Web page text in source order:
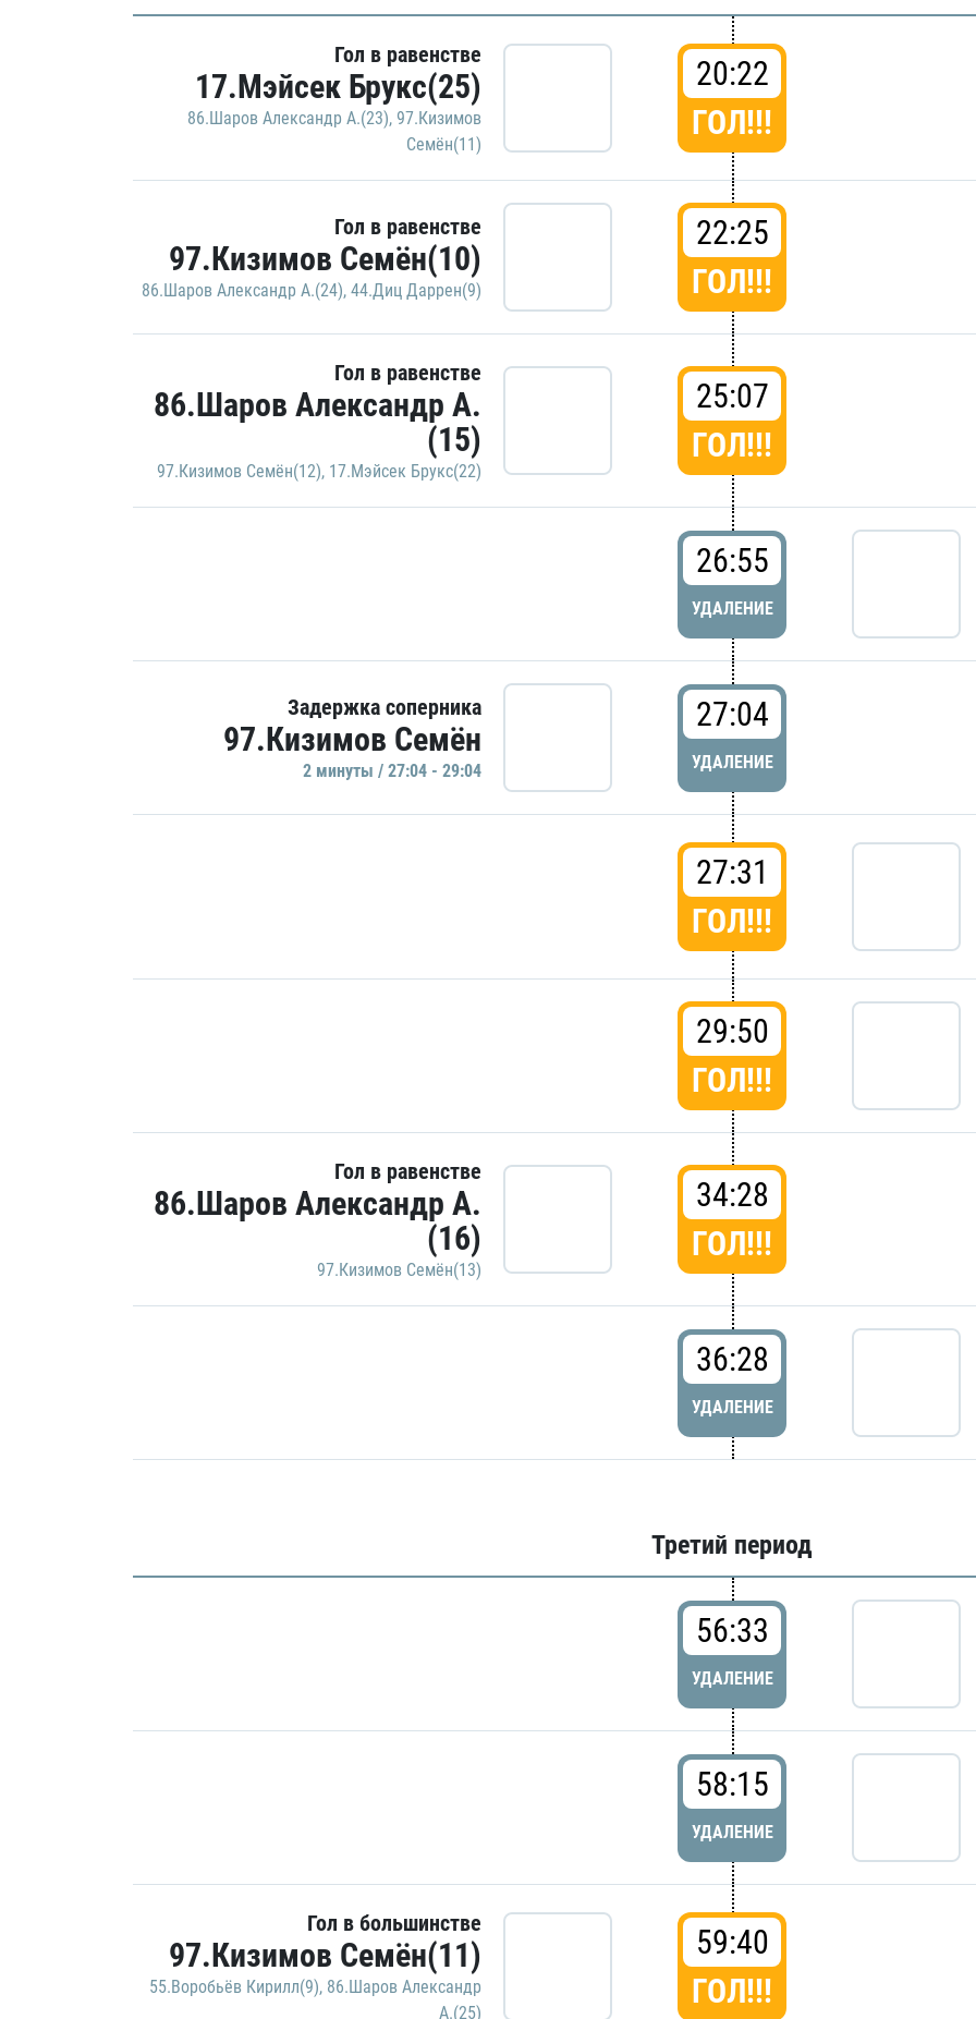
Гол в равенстве
17.Мэйсек Брукс(25)
86.Шаров Александр А.(23), 97.Кизимов
Семён(11)
20:22
ГОЛ!!!
Гол в равенстве
97.Кизимов Семён(10)
86.Шаров Александр А.(24), 44.Диц Даррен(9)
22:25
ГОЛ!!!
Гол в равенстве
86.Шаров Александр А.
(15)
97.Кизимов Семён(12), 17.Мэйсек Брукс(22)
25:07
ГОЛ!!!
26:55
УДАЛЕНИЕ
Задержка соперника
97.Кизимов Семён
2 минуты / 27:04 - 29:04
27:04
УДАЛЕНИЕ
27:31
ГОЛ!!!
29:50
ГОЛ!!!
Гол в равенстве
86.Шаров Александр А.
(16)
97.Кизимов Семён(13)
34:28
ГОЛ!!!
36:28
УДАЛЕНИЕ
Третий период
56:33
УДАЛЕНИЕ
58:15
УДАЛЕНИЕ
Гол в большинстве
97.Кизимов Семён(11)
55.Воробьёв Кирилл(9), 86.Шаров Александр
А.(25)
59:40
ГОЛ!!!